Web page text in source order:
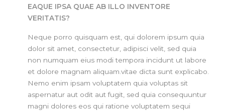
EAQUE IPSA QUAE AB ILLO INVENTORE
VERITATIS?
Neque porro quisquam est, qui dolorem ipsum quia
dolor sit amet, consectetur, adipisci velit, sed quia
non numquam eius modi tempora incidunt ut labore
et dolore magnam aliquam.vitae dicta sunt explicabo.
Nemo enim ipsam voluptatem quia voluptas sit
aspernatur aut odit aut fugit, sed quia consequuntur
magni dolores eos qui ratione voluptatem sequi